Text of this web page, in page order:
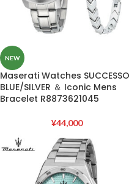
NEW
Maserati Watches SUCCESSO
BLUE/SILVER ＆ Iconic Mens
Bracelet R8873621045
¥44,000